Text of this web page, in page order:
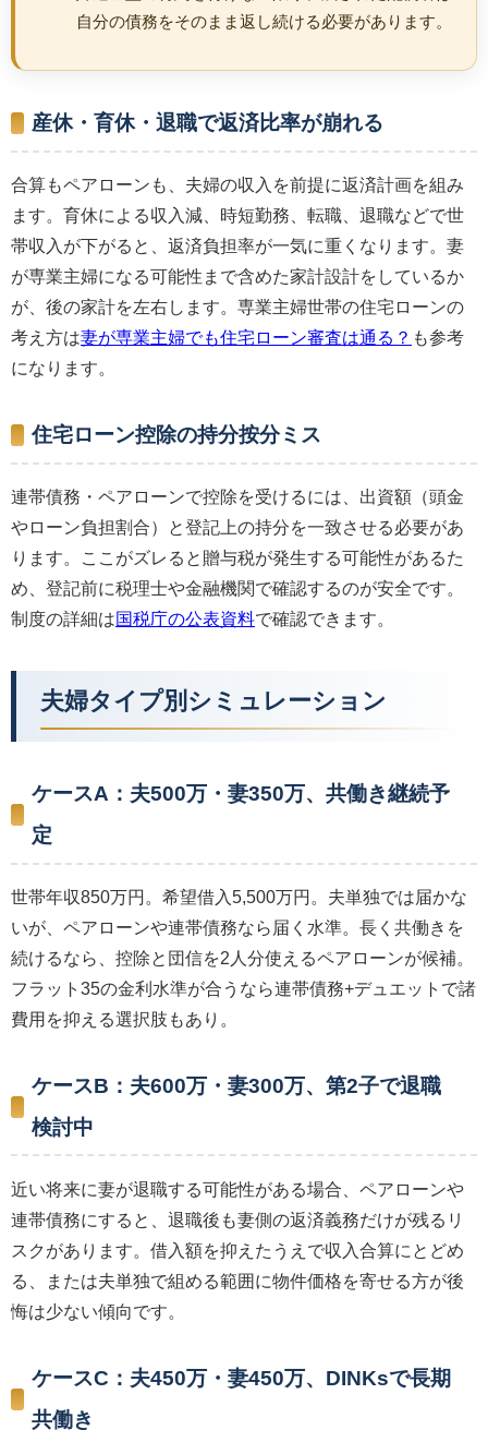
自分の債務をそのまま返し続ける必要があります。
産休・育休・退職で返済比率が崩れる
合算もペアローンも、夫婦の収入を前提に返済計画を組み
ます。育休による収入減、時短勤務、転職、退職などで世
帯収入が下がると、返済負担率が一気に重くなります。妻
が専業主婦になる可能性まで含めた家計設計をしているか
が、後の家計を左右します。専業主婦世帯の住宅ローンの
考え方は妻が専業主婦でも住宅ローン審査は通る？ も参考
になります。
住宅ローン控除の持分按分ミス
連帯債務・ペアローンで控除を受けるには、出資額（頭金
やローン負担割合）と登記上の持分を一致させる必要があ
ります。ここがズレると贈与税が発生する可能性があるた
め、登記前に税理士や金融機関で確認するのが安全です。
制度の詳細は国税庁の公表資料で確認できます。
夫婦タイプ別シミュレーション
ケースA：夫500万・妻350万、共働き継続予
定
世帯年収850万円。希望借入5,500万円。夫単独では届かな
いが、ペアローンや連帯債務なら届く水準。長く共働きを
続けるなら、控除と団信を2人分使えるペアローンが候補。
フラット35の金利水準が合うなら連帯債務+デュエットで諸
費用を抑える選択肢もあり。
ケースB：夫600万・妻300万、第2子で退職
検討中
近い将来に妻が退職する可能性がある場合、ペアローンや
連帯債務にすると、退職後も妻側の返済義務だけが残るリ
スクがあります。借入額を抑えたうえで収入合算にとどめ
る、または夫単独で組める範囲に物件価格を寄せる方が後
悔は少ない傾向です。
ケースC：夫450万・妻450万、DINKsで長期
共働き